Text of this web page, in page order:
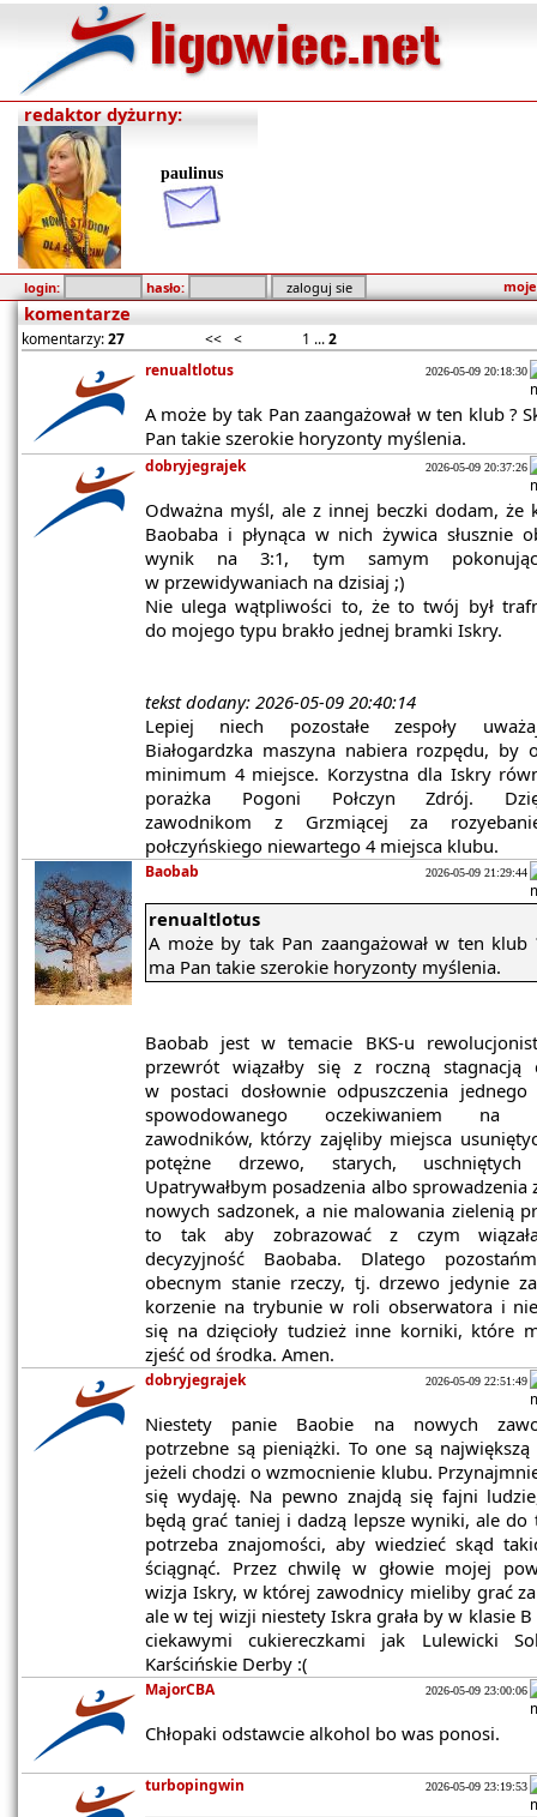
redaktor dyżurny:
paulinus
login: hasło:
komentarze
komentarzy:27 << < 1 ...2
renualtlotus
2026-05-09 20:18:30
A może by tak Pan zaangażował w ten klub ?
Pan takie szerokie horyzonty myślenia.
dobryjegrajek 2026-05-09 20:37:26
Odważna myśl, ale z innej beczki dodam, że
Baobaba i płynąca w nich żywica słusznie
wynik na 3:1, tym samym
w przewidywaniach na dzisiaj ;)
Nie ulega wątpliwości to, że to twój był
do mojego typu brakło jednej bramki Iskry.
tekst dodany: 2026-05-09 20:40:14
Lepiej niech pozostałe zespoły
Białogardzka maszyna nabiera rozpędu, by
minimum 4 miejsce. Korzystna dla Iskry
porażka Pogoni Połczyn Zdrój.
zawodnikom z Grzmiącej za
połczyńskiego niewartego 4 miejsca klubu.
Baobab 2026-05-09 21:29:44
renualtlotus
A może by tak Pan zaangażował w ten klub
ma Pan takie szerokie horyzonty myślenia.
Baobab jest w temacie BKS-u
przewrót wiązałby się z roczną stagnacją
w postaci dosłownie odpuszczenia jednego
spowodowanego oczekiwaniem na
zawodników, którzy zajęliby miejsca
potężne drzewo, starych, uschniętych
Upatrywałbym posadzenia albo sprowadzenia
nowych sadzonek, a nie malowania zielenią
to tak aby zobrazować z czym
decyzyjność Baobaba. Dlatego
obecnym stanie rzeczy, tj. drzewo jedynie
korzenie na trybunie w roli obserwatora i
się na dzięcioły tudzież inne korniki, które
zjeść od środka. Amen.
dobryjegrajek 2026-05-09 22:51:49
Niestety panie Baobie na nowych
potrzebne są pieniążki. To one są największą
jeżeli chodzi o wzmocnienie klubu.
się wydaję. Na pewno znajdą się fajni
będą grać taniej i dadzą lepsze wyniki, ale do
potrzeba znajomości, aby wiedzieć skąd
ściągnąć. Przez chwilę w głowie mojej
wizja Iskry, w której zawodnicy mieliby grać
ale w tej wizji niestety Iskra grała by w klasie
ciekawymi cukiereczkami jak Lulewicki
Karścińskie Derby :(
MajorCBA 2026-05-09 23:00:06
Chłopaki odstawcie alkohol bo was ponosi.
turbopingwin 2026-05-09 23:19:53